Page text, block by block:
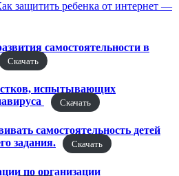
защитить ребенка от интернет —
самостоятельности в
Скачать
испытывающих
Скачать
самостоятельность детей
задания.
Скачать
по организации